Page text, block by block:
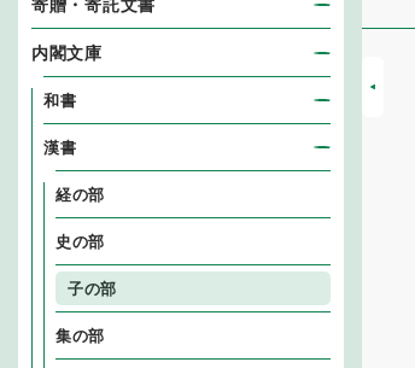
寄贈・寄託文書
内閣文庫
和書
漢書
経の部
史の部
子の部
集の部